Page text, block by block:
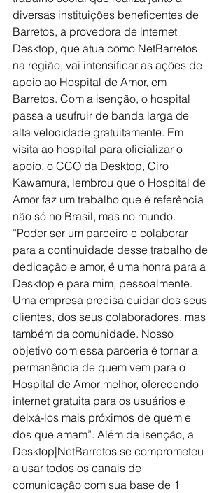
diversas instituições beneficentes de
Barretos, a provedora de internet
Desktop, que atua como NetBarretos
na região, vai intensificar as ações de
apoio ao Hospital de Amor, em
Barretos. Com a isenção, o hospital
passa a usufruir de banda larga de
alta velocidade gratuitamente. Em
visita ao hospital para oficializar o
apoio, o CCO da Desktop, Ciro
Kawamura, lembrou que o Hospital de
Amor faz um trabalho que é referência
não só no Brasil, mas no mundo.
“Poder ser um parceiro e colaborar
para a continuidade desse trabalho de
dedicação e amor, é uma honra para a
Desktop e para mim, pessoalmente.
Uma empresa precisa cuidar dos seus
clientes, dos seus colaboradores, mas
também da comunidade. Nosso
objetivo com essa parceria é tornar a
permanência de quem vem para o
Hospital de Amor melhor, oferecendo
internet gratuita para os usuários e
deixá-los mais próximos de quem e
dos que amam”. Além da isenção, a
Desktop|NetBarretos se comprometeu
a usar todos os canais de
comunicação com sua base de 1